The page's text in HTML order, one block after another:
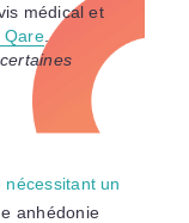
médical et
Qare.
un
anhédonie